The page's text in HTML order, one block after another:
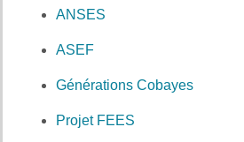
ANSES
ASEF
Générations Cobayes
Projet FEES